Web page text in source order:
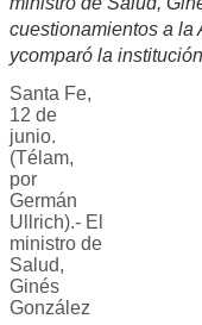
cuestionamientos a la
ycomparó la
Santa Fe,
12 de
junio.
(Télam,
por
Germán
Ullrich).- El
ministro de
Salud,
Ginés
González